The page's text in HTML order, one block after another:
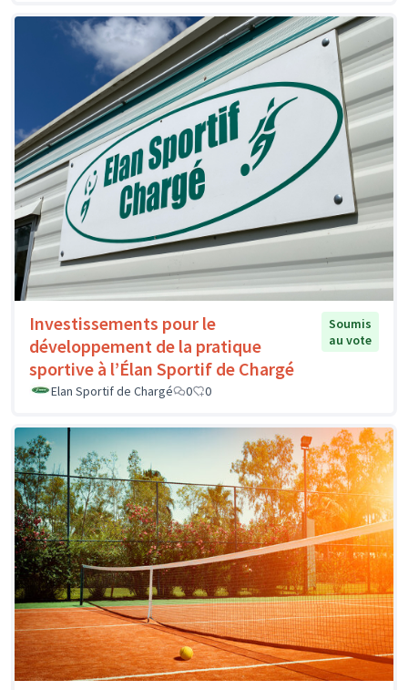
Investissements pour le
développement de la pratique
sportive à l’Élan Sportif de Chargé
Soumis
au vote
Elan Sportif de Chargé 0 0